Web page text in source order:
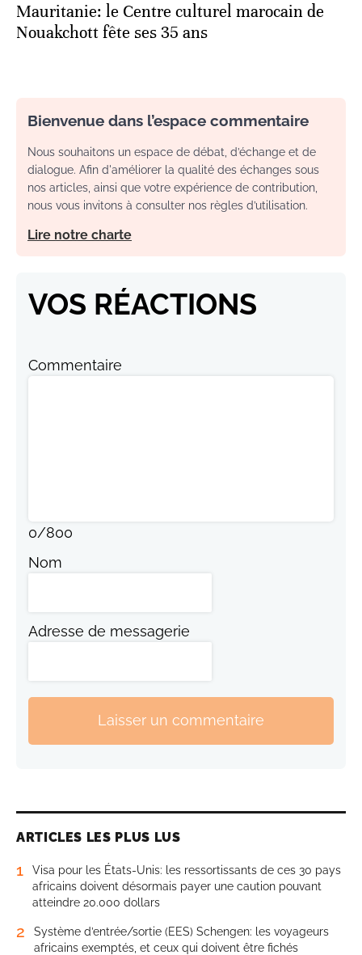
Mauritanie: le Centre culturel marocain de
Nouakchott fête ses 35 ans
Bienvenue dans l’espace commentaire
Nous souhaitons un espace de débat, d’échange et de
dialogue. Afin d'améliorer la qualité des échanges sous
nos articles, ainsi que votre expérience de contribution,
nous vous invitons à consulter nos règles d’utilisation.
Lire notre charte
VOS RÉACTIONS
Commentaire
0/800
Nom
Adresse de messagerie
Laisser un commentaire
ARTICLES LES PLUS LUS
1
Visa pour les États-Unis: les ressortissants de ces 30 pays
africains doivent désormais payer une caution pouvant
atteindre 20.000 dollars
2
Système d’entrée/sortie (EES) Schengen: les voyageurs
africains exemptés, et ceux qui doivent être fichés